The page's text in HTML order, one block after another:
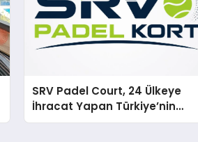
SRV Padel Court, 24 Ülkeye
İhracat Yapan Türkiye’nin
Padel Kortu Üretim Gücü